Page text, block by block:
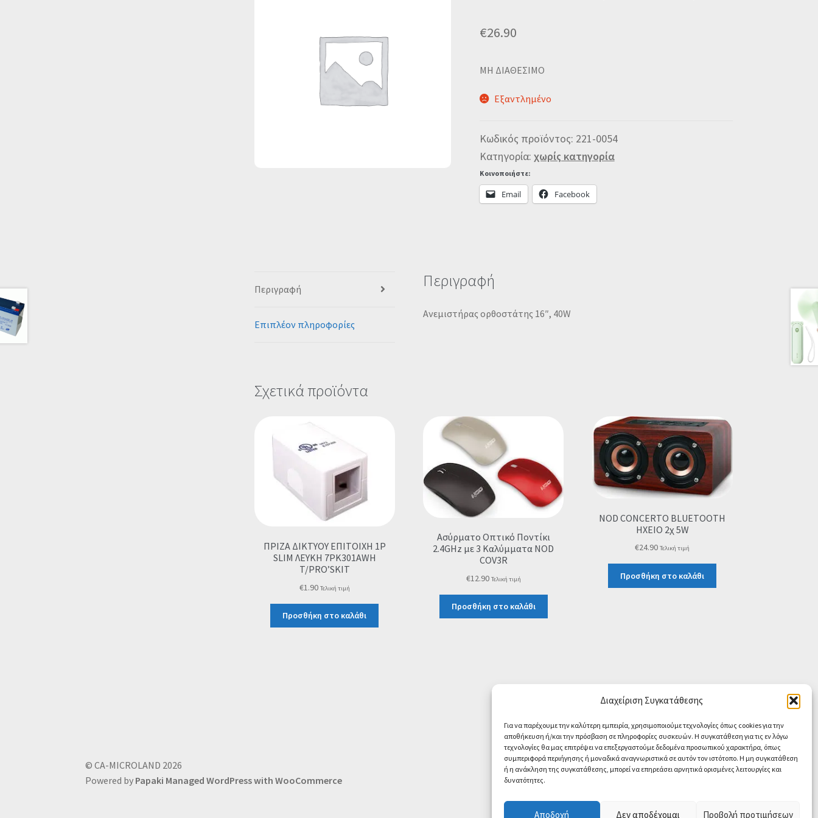
Διαχείριση Συγκατάθεσης
Για να παρέχουμε την καλύτερη εμπειρία, χρησιμοποιούμε τεχνολογίες όπως cookies για την
αποθήκευση ή/και την πρόσβαση σε πληροφορίες συσκευών. Η συγκατάθεση για τις εν λόγω
τεχνολογίες θα μας επιτρέψει να επεξεργαστούμε δεδομένα προσωπικού χαρακτήρα, όπως
συμπεριφορά περιήγησης ή μοναδικά αναγνωριστικά σε αυτόν τον ιστότοπο. Η μη συγκατάθεση
ή η ανάκληση της συγκατάθεσης, μπορεί να επηρεάσει αρνητικά ορισμένες λειτουργίες και
δυνατότητες.
Αποδοχή Δεν αποδέχομαι Προβολή προτιμήσεων
€26.90
MΗ ΔΙΑΘΕΣΙΜΟ
Εξαντλημένο
Κωδικός προϊόντος: 221-0054
Κατηγορία: χωρίς κατηγορία
Κοινοποιήστε:
Email Facebook
Περιγραφή
Επιπλέον πληροφορίες
Περιγραφή
Ανεμιστήρας ορθοστάτης 16″, 40W
Σχετικά προϊόντα
ΠΡΙΖΑ ΔΙΚΤΥΟΥ ΕΠΙΤΟΙΧΗ 1P
SLIM ΛΕΥΚΗ 7PK301AWH
T/PRO’SKIT
€1.90 Τελική τιμή
Προσθήκη στο καλάθι
Ασύρματο Οπτικό Ποντίκι
2.4GHz με 3 Καλύμματα NOD
COV3R
€12.90 Τελική τιμή
Προσθήκη στο καλάθι
NOD CONCERTO BLUETOOTH
ΗΧΕΙΟ 2χ 5W
€24.90 Τελική τιμή
Προσθήκη στο καλάθι
© CA-MICROLAND 2026
Powered by Papaki Managed WordPress with WooCommerce
O